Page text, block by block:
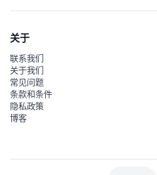
关于
联系我们
关于我们
常见问题
条款和条件
隐私政策
博客